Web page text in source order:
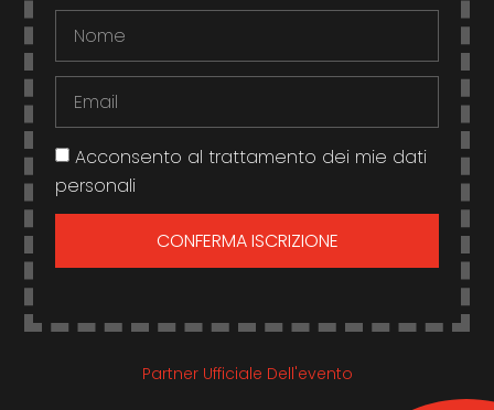
Acconsento al trattamento dei mie dati
personali
CONFERMA ISCRIZIONE
Partner Ufficiale Dell'evento